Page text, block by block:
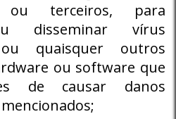
ou terceiros, para
disseminar vírus
quaisquer outros
ou software que
de causar danos